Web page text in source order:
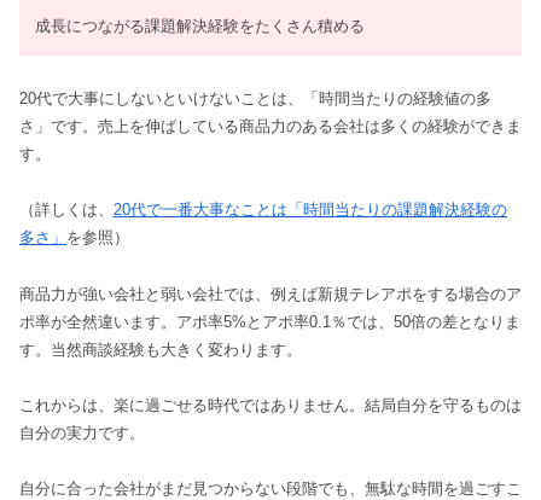
成長につながる課題解決経験をたくさん積める
20代で大事にしないといけないことは、「時間当たりの経験値の多
さ」です。売上を伸ばしている商品力のある会社は多くの経験ができま
す。
（詳しくは、 20代で一番大事なことは「時間当たりの課題解決経験の
多さ」 を参照）
商品力が強い会社と弱い会社では、例えば新規テレアポをする場合のア
ポ率が全然違います。アポ率5%とアポ率0.1％では、50倍の差となりま
す。当然商談経験も大きく変わります。
これからは、楽に過ごせる時代ではありません。結局自分を守るものは
自分の実力です。
自分に合った会社がまだ見つからない段階でも、無駄な時間を過ごすこ